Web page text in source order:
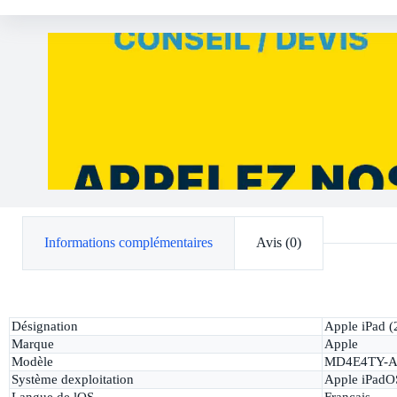
Informations complémentaires Avis (0)
Désignation
Apple iPad
Marque
Apple
Modèle
MD4E4TY-A
Système dexploitation
Apple